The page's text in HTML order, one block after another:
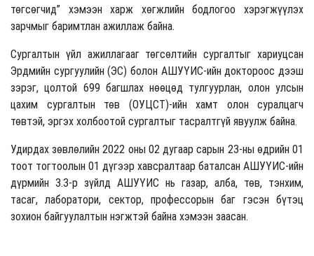
төгсөгчид” хэмээн харж хөгжлийн бодлогоо хэрэгжүүлэх
зарчмыг баримтлан ажиллаж байна.
Сургалтын үйл ажиллагааг төгсөлтийн сургалтыг хариуцсан
Эрдмийн сургуулийн (ЭС) болон АШУҮИС-ийн доктороос дээш
зэрэг, цолтой 699 багшлах нөөцөд тулгуурлан, олон улсын
цахим сургалтын төв (ОУЦСТ)-ийн хамт олон суралцагч
төвтэй, эргэх холбоотой сургалтыг тасралтгүй явуулж байна.
Удирдах зөвлөлийн 2022 оны 02 дугаар сарын 23-ны өдрийн 01
тоот тогтоолын 01 дүгээр хавсралтаар баталсан АШУҮИС-ийн
дүрмийн 3.3-р зүйлд АШУҮИС нь газар, алба, төв, тэнхим,
тасаг, лаборатори, сектор, профессорын баг гэсэн бүтэц
зохион байгуулалтын нэгжтэй байна хэмээн заасан.